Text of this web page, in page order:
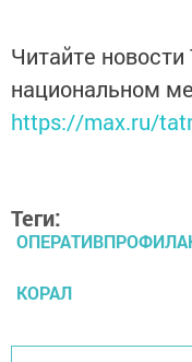
Читайте новости
национальном
https://max.ru/
Теги:
КОРАЛ